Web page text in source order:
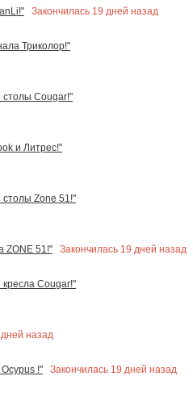
Закончилась 19 дней назад
Триколор!"
Cougar!"
и Литрес!"
Zone 51!"
ZONE 51!"
Закончилась 19 дней назад
Cougar!"
дней назад
!"
Закончилась 19 дней назад